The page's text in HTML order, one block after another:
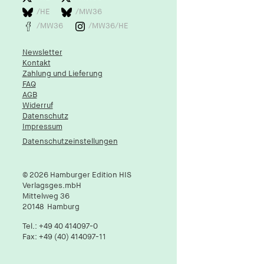
/HE
/MW36
/MW36
/MW36/HE
Newsletter
Kontakt
Zahlung und Lieferung
FAQ
AGB
Widerruf
Datenschutz
Impressum
Datenschutzeinstellungen
© 2026 Hamburger Edition HIS
Verlagsges.mbH
Mittelweg 36
20148
Hamburg
Tel.: +49 40 414097-0
Fax: +49 (40) 414097-11